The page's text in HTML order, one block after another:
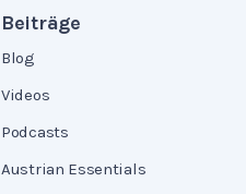
Beiträge
Blog
Videos
Podcasts
Austrian Essentials